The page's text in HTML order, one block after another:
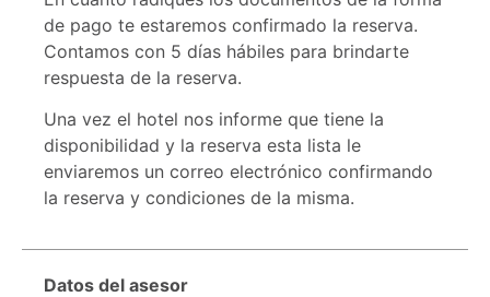
de pago te estaremos confirmado la reserva.
Contamos con 5 días hábiles para brindarte
respuesta de la reserva.
Una vez el hotel nos informe que tiene la
disponibilidad y la reserva esta lista le
enviaremos un correo electrónico confirmando
la reserva y condiciones de la misma.
Datos del asesor